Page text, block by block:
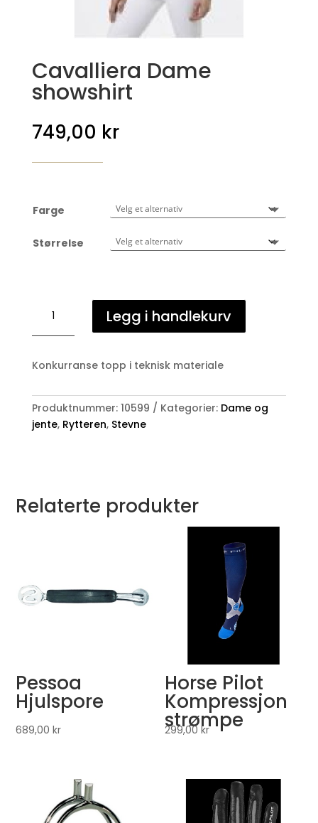
Cavalliera Dame
showshirt
749,00 kr
Farge
Størrelse
Dame
showshirt
Legg i handlekurv
Konkurranse topp i teknisk materiale
Produktnummer: 10599 Kategorier: Dame og
jente, Rytteren, Stevne
Relaterte produkter
Pessoa
Hjulspore
689,00kr
Horse Pilot
Kompressjon
strømpe
299,00kr